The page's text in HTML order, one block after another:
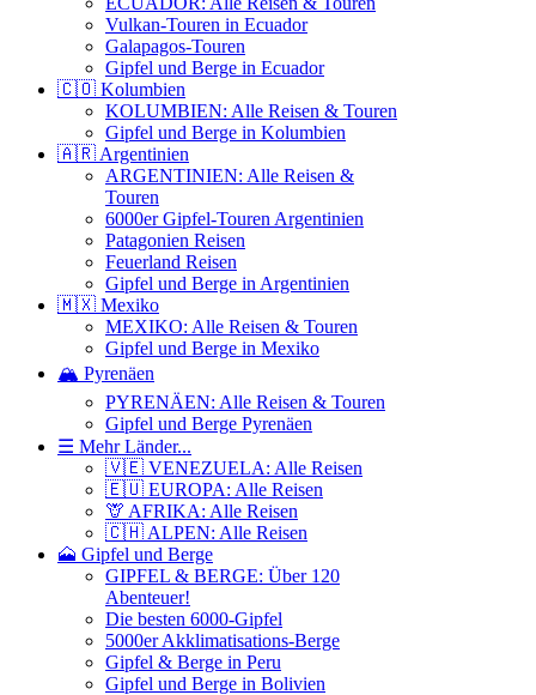
Vulkan-Touren in Ecuador
Galapagos-Touren
Gipfel und Berge in Ecuador
🇨🇴 Kolumbien
KOLUMBIEN: Alle Reisen & Touren
Gipfel und Berge in Kolumbien
🇦🇷 Argentinien
ARGENTINIEN: Alle Reisen &
Touren
6000er Gipfel-Touren Argentinien
Patagonien Reisen
Feuerland Reisen
Gipfel und Berge in Argentinien
🇲🇽 Mexiko
MEXIKO: Alle Reisen & Touren
Gipfel und Berge in Mexiko
🏔️ Pyrenäen
PYRENÄEN: Alle Reisen & Touren
Gipfel und Berge Pyrenäen
☰ Mehr Länder...
🇻🇪 VENEZUELA: Alle Reisen
🇪🇺 EUROPA: Alle Reisen
🦒 AFRIKA: Alle Reisen
🇨🇭 ALPEN: Alle Reisen
🗻 Gipfel und Berge
GIPFEL & BERGE: Über 120
Abenteuer!
Die besten 6000-Gipfel
5000er Akklimatisations-Berge
Gipfel & Berge in Peru
Gipfel und Berge in Bolivien